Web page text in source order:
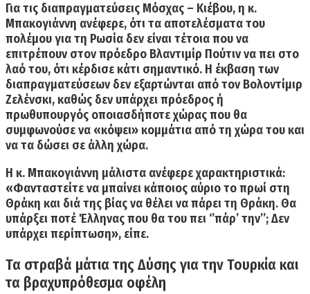
Για τις διαπραγματεύσεις Μόσχας – Κιέβου, η κ.
Μπακογιάννη ανέφερε, ότι τα αποτελέσματα του
πολέμου για τη Ρωσία δεν είναι τέτοια που να
επιτρέπουν στον πρόεδρο Βλαντιμίρ Πούτιν να πει στο
λαό του, ότι κέρδισε κάτι σημαντικό. Η έκβαση των
διαπραγματεύσεων δεν εξαρτώνται από τον Βολοντίμιρ
Ζελένσκι, καθώς δεν υπάρχει πρόεδρος ή
πρωθυπουργός οποιασδήποτε χώρας που θα
συμφωνούσε να «κόψει» κομμάτια από τη χώρα τουκαι
να τα δώσει σε άλλη χώρα.
H κ. Μπακογιάννη μάλιστα ανέφερε χαρακτηριστικά:
«Φανταστείτε να μπαίνει κάποιος αύριο το πρωί στη
Θράκη και διά της βίας να θέλει να πάρει τη Θράκη. Θα
υπάρξει ποτέ Έλληνας που θα του πει ‘’πάρ’ την’’; Δεν
υπάρχει περίπτωση», είπε.
Τα στραβά μάτια της Δύσης για την Τουρκία και
τα βραχυπρόθεσμα οφέλη